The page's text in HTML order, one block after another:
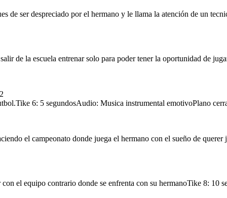
el gol Abrazo de dos hermano que se aman
Part.2
de ser despreciado por el hermano y le llama la atención de un
de la escuela entrenar solo para poder tener la oportunidad de
6: 5 segundosAudio: Musica instrumental emotivoPlano
el campeonato donde juega el hermano con el sueño de
el equipo contrario donde se enfrenta con su hermanoTike 8: 10